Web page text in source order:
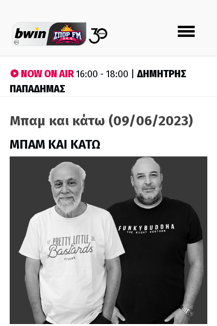
Toggle
navigation
NOW ON AIR16:00 - 18:00 |ΔΗΜΗΤΡΗΣ
ΠΑΠΑΔΗΜΑΣ
Μπαμ και κάτω (09/06/2023)
ΜΠΑΜ ΚΑΙ ΚΑΤΩ